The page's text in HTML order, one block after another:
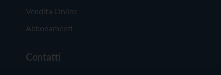
Vendita Online
Abbonamenti
Contatti